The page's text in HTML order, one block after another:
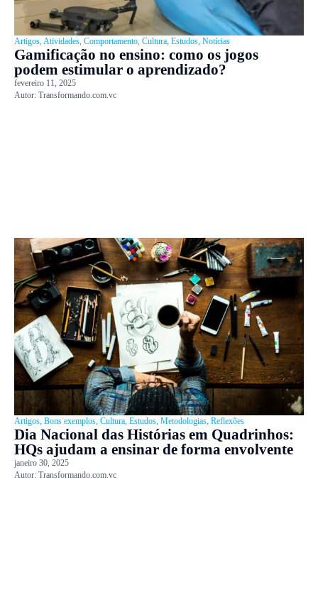
Artigos Atividades Comportamento Cultura Estudos Notícias
Gamificação no ensino: como os jogos
podem estimular o aprendizado?
fevereiro 11, 2025
Autor: Transformando.com.vc
Artigos Bons exemplos Cultura Estudos Metodologias Reflexões
Dia Nacional das Histórias em Quadrinhos:
HQs ajudam a ensinar de forma envolvente
janeiro 30, 2025
Autor: Transformando.com.vc